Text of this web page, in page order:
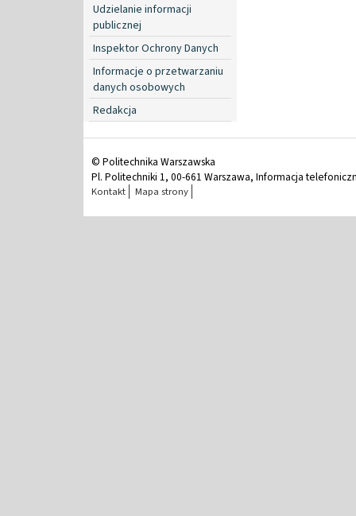
Udzielanie informacji
publicznej
Inspektor Ochrony Danych
Informacje o przetwarzaniu
danych osobowych
Redakcja
© Politechnika Warszawska
Pl. Politechniki 1, 00-661 Warszawa, Informacja
Kontakt Mapa strony